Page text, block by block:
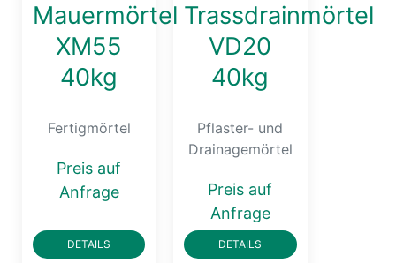
Mauermörtel
XM55
40kg
Fertigmörtel
Preis auf
Anfrage
DETAILS
Trassdrainmörtel
VD20
40kg
Pflaster- und
Drainagemörtel
Preis auf
Anfrage
DETAILS